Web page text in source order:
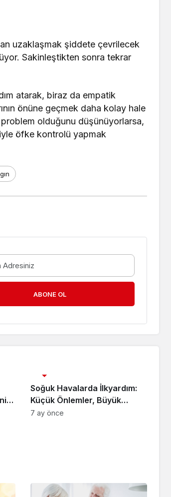
uzaklaşmak şiddete çevrilecek
Sakinleştikten sonra tekrar
atarak, biraz da empatik
önüne geçmek daha kolay hale
olduğunu düşünüyorlarsa,
öfke kontrolü yapmak
ABONE OL
Soğuk Havalarda İlkyardım:
Küçük Önlemler, Büyük
Riskleri Önler
7 ay önce